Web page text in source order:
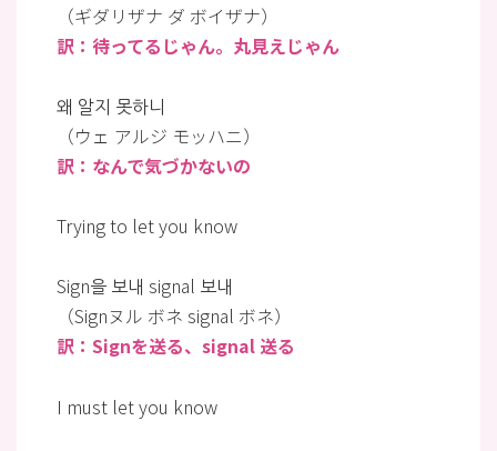
（ギダリザナ ダ ボイザナ）
訳：待ってるじゃん。丸見えじゃん
왜 알지 못하니
（ウェ アルジ モッハニ）
訳：なんで気づかないの
Trying to let you know
Sign을 보내 signal 보내
（Signヌル ボネ signal ボネ）
訳：Signを送る、signal 送る
I must let you know